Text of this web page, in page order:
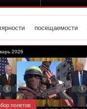
посещаемости
2026
полетов